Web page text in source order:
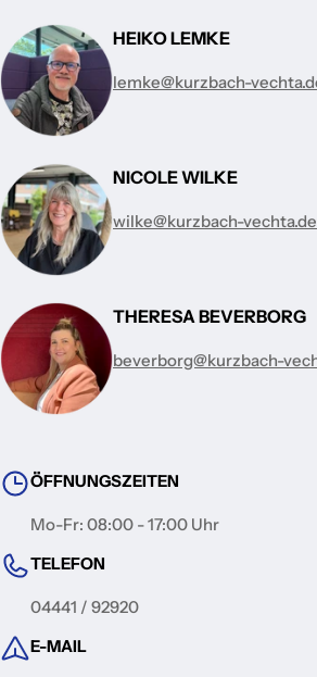
HEIKO LEMKE
lemke@kurzbach-
NICOLE WILKE
wilke@kurzbach-vechta.de
THERESA BEVERBORG
beverborg@kurzbach-
ÖFFNUNGSZEITEN
Mo-Fr: 08:00 - 17:00 Uhr
TELEFON
04441 / 92920
E-MAIL